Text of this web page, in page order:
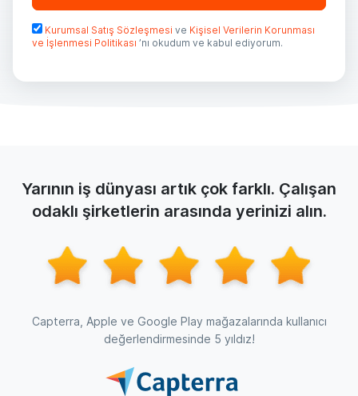
Kurumsal Satış Sözleşmesi ve Kişisel Verilerin Korunması
ve İşlenmesi Politikası ’nı okudum ve kabul ediyorum.
Yarının iş dünyası artık çok farklı. Çalışan
odaklı şirketlerin arasında yerinizi alın.
Capterra, Apple ve Google Play mağazalarında kullanıcı
değerlendirmesinde 5 yıldız!